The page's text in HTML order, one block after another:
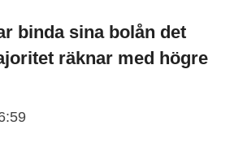
binda sina bolån det
räknar med högre